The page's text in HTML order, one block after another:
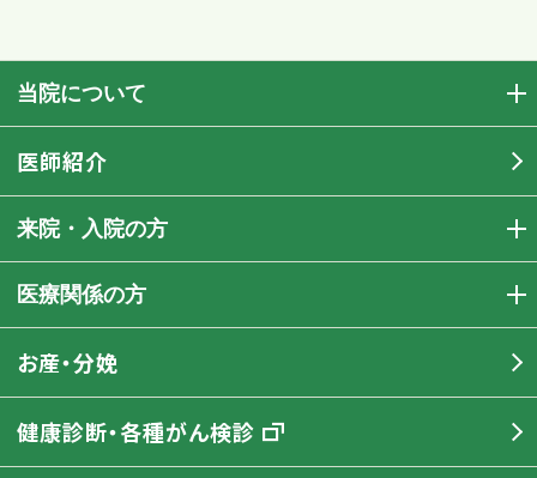
当院について
医師紹介
来院・入院の方
医療関係の方
お産・分娩
健康診断・各種がん検診